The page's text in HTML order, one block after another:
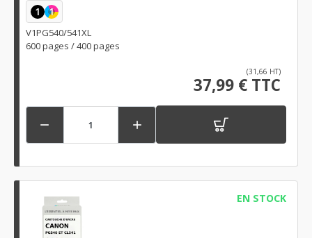
1 1
V1PG540/541XL
600 pages / 400 pages
(31,66 HT)
37,99 € TTC
 
EN STOCK